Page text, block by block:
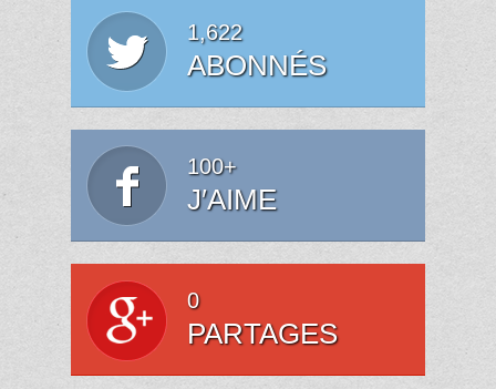
1,622
ABONNÉS
100+
J′AIME
0
PARTAGES